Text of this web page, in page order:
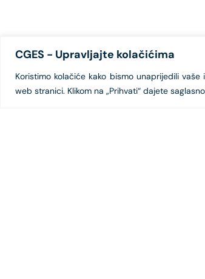
CGES - Upravljajte kolačićima
Koristimo kolačiće kako bismo unaprijedili
web stranici. Klikom na „Prihvati“ dajete